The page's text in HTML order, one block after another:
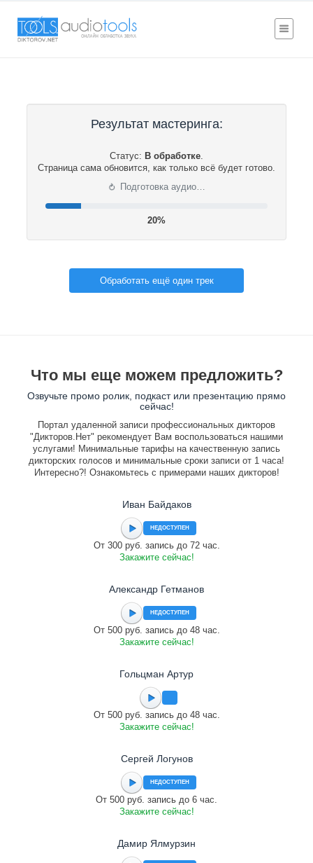
Результат мастеринга:
Статус: В обработке.
Страница сама обновится, как только всё будет готово.
⟳ Подготовка аудио…
20%
Обработать ещё один трек
Что мы еще можем предложить?
Озвучьте промо ролик, подкаст или презентацию прямо
сейчас!
Портал удаленной записи профессиональных дикторов
"Дикторов.Нет" рекомендует Вам воспользоваться нашими
услугами! Минимальные тарифы на качественную запись
дикторских голосов и минимальные сроки записи от 1 часа!
Интересно?! Ознакомьтесь с примерами наших дикторов!
Иван Байдаков
НЕДОСТУПЕН
От 300 руб. запись до 72 час.
Закажите сейчас!
Александр Гетманов
НЕДОСТУПЕН
От 500 руб. запись до 48 час.
Закажите сейчас!
Гольцман Артур
От 500 руб. запись до 48 час.
Закажите сейчас!
Сергей Логунов
НЕДОСТУПЕН
От 500 руб. запись до 6 час.
Закажите сейчас!
Дамир Ялмурзин